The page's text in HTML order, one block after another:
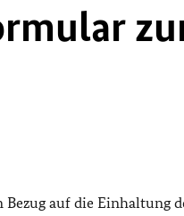
Bezug auf die